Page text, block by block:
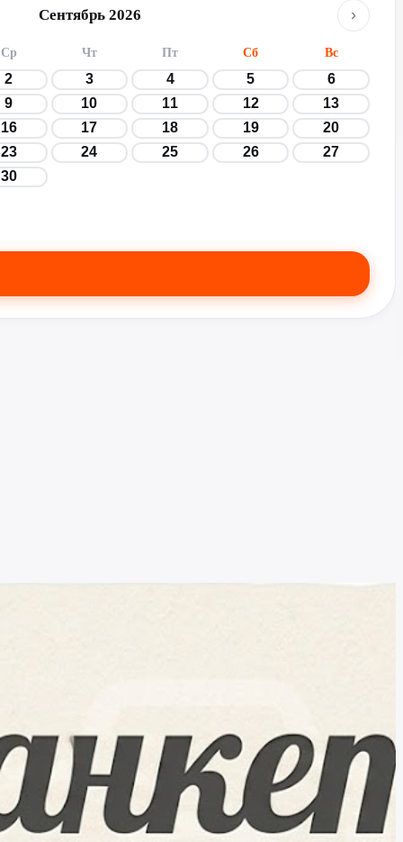
Сентябрь 2026 ›
Ср Чт Пт Сб Вс
2 3 4 5
6
9 10 11 12
13
16 17 18 19
20
23 24 25 26
27
30